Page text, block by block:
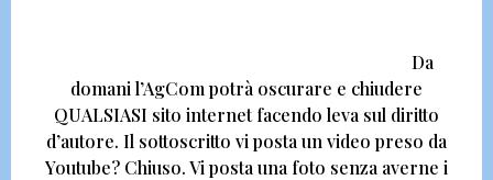
Da
domani l’AgCom potrà oscurare e chiudere
QUALSIASI sito internet facendo leva sul diritto
d’autore. Il sottoscritto vi posta un video preso da
Youtube? Chiuso. Vi posta una foto senza averne i